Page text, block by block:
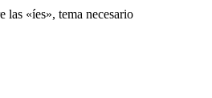
las «íes», tema necesario